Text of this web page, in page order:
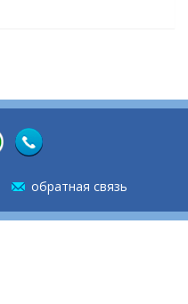
обратная связь